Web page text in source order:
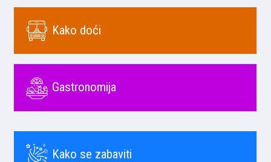
Kako doći
Gastronomija
Kako se zabaviti